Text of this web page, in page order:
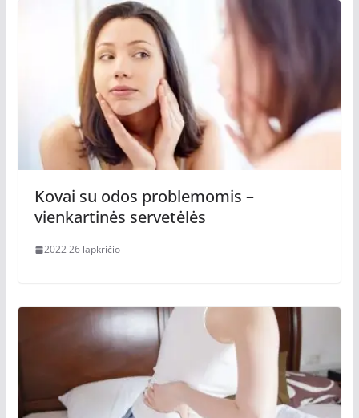
Kovai su odos problemomis –
vienkartinės servetėlės
2022 26 lapkričio